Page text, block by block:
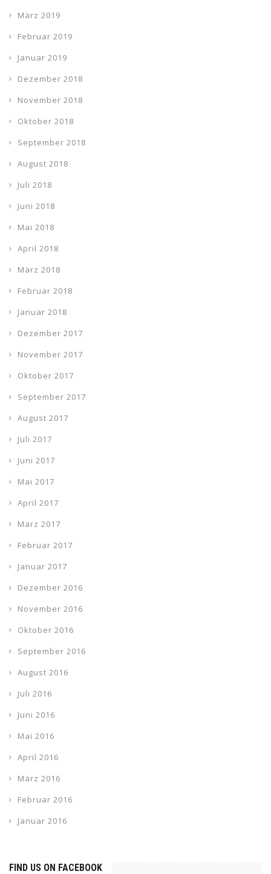
März 2019
Februar 2019
Januar 2019
Dezember 2018
November 2018
Oktober 2018
September 2018
August 2018
Juli 2018
Juni 2018
Mai 2018
April 2018
März 2018
Februar 2018
Januar 2018
Dezember 2017
November 2017
Oktober 2017
September 2017
August 2017
Juli 2017
Juni 2017
Mai 2017
April 2017
März 2017
Februar 2017
Januar 2017
Dezember 2016
November 2016
Oktober 2016
September 2016
August 2016
Juli 2016
Juni 2016
Mai 2016
April 2016
März 2016
Februar 2016
Januar 2016
FIND US ON FACEBOOK